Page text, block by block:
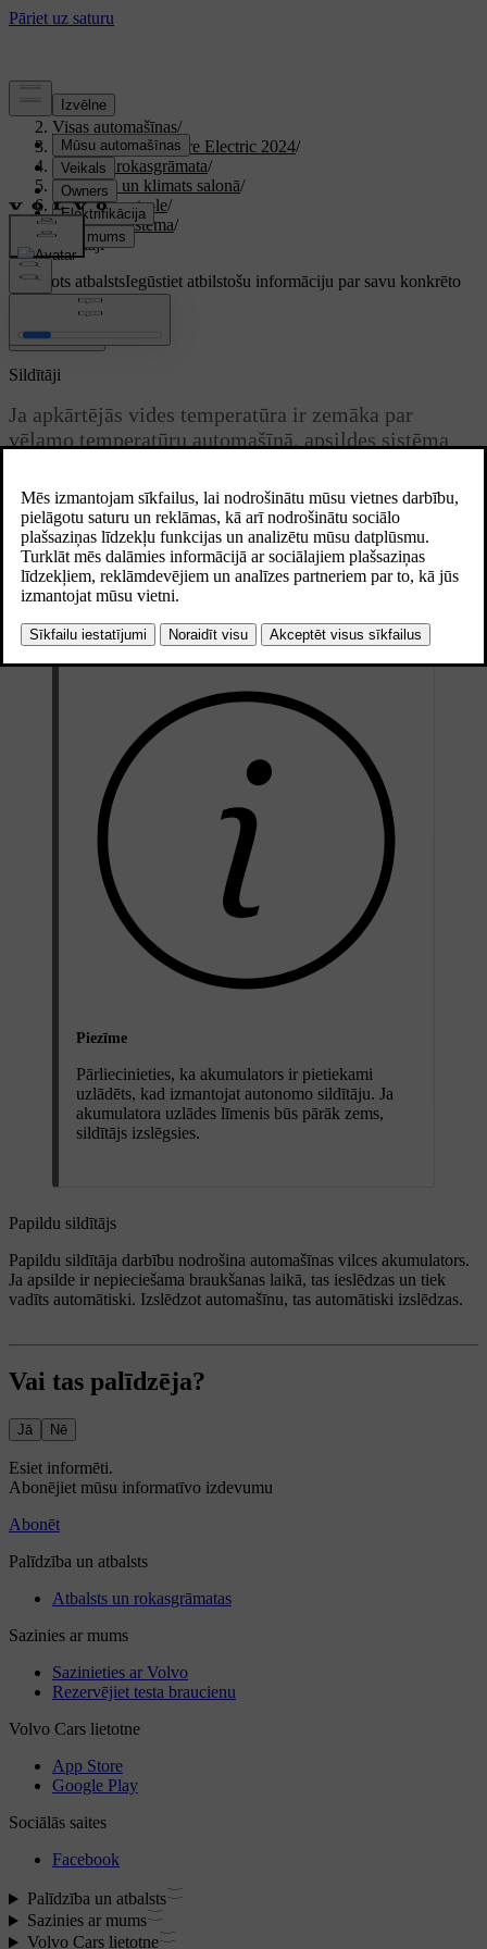
Atbalsts
Visas automašīnas/
XC40 Recharge Pure Electric 2024/
Lietotāja rokasgrāmata/
Komforts un klimats salonā/
Klimata kontrole/
Klimata sistēma/
Sildītāji
Pielāgots atbalstsIegūstiet atbilstošu informāciju par savu konkrēto
automašīnu.
Pierakstīties
Atjaunināts 04.04.2025
Sildītāji
Ja apkārtējās vides temperatūra ir zemāka par
vēlamo temperatūru automašīnā, apsildes sistēma
Autonomais sildītājs
Autonomā sildītāja darbību nodrošina automašīnas vilces
akumulators. To izmanto akumulatora sildīšanai un pasažieru salona
Piezīme
Pārliecinieties, ka akumulators ir pietiekami
uzlādēts, kad izmantojat autonomo sildītāju. Ja
akumulatora uzlādes līmenis būs pārāk zems,
sildītājs izslēgsies.
Papildu sildītājs
Papildu sildītāja darbību nodrošina automašīnas vilces akumulators.
Ja apsilde ir nepieciešama braukšanas laikā, tas ieslēdzas un tiek
vadīts automātiski. Izslēdzot automašīnu, tas automātiski izslēdzas.
Vai tas palīdzēja?
Jā Nē